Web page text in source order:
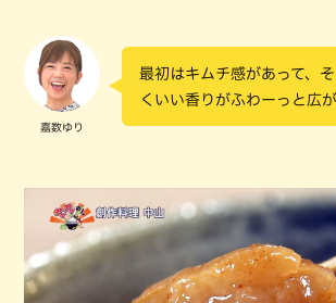
嘉数ゆり
最初はキムチ感があって、
くいい香りがふわーっと広